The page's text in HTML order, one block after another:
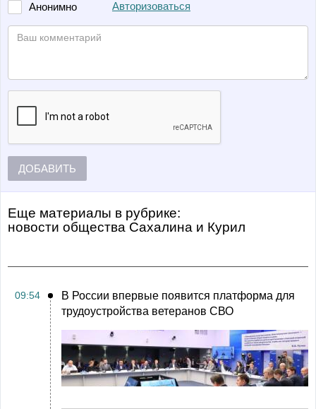
Анонимно Авторизоваться
ДОБАВИТЬ
Еще материалы в рубрике:
Новости общества Сахалина и Курил
09:54
В России впервые появится платформа для
трудоустройства ветеранов СВО